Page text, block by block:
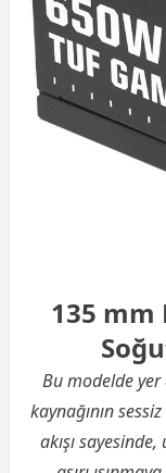
135 mm
Bu modelde
kaynağının
akışı